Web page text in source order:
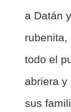
a Datán
rubenita,
todo el
abriera y
sus